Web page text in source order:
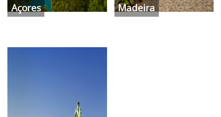
Açores Madeira